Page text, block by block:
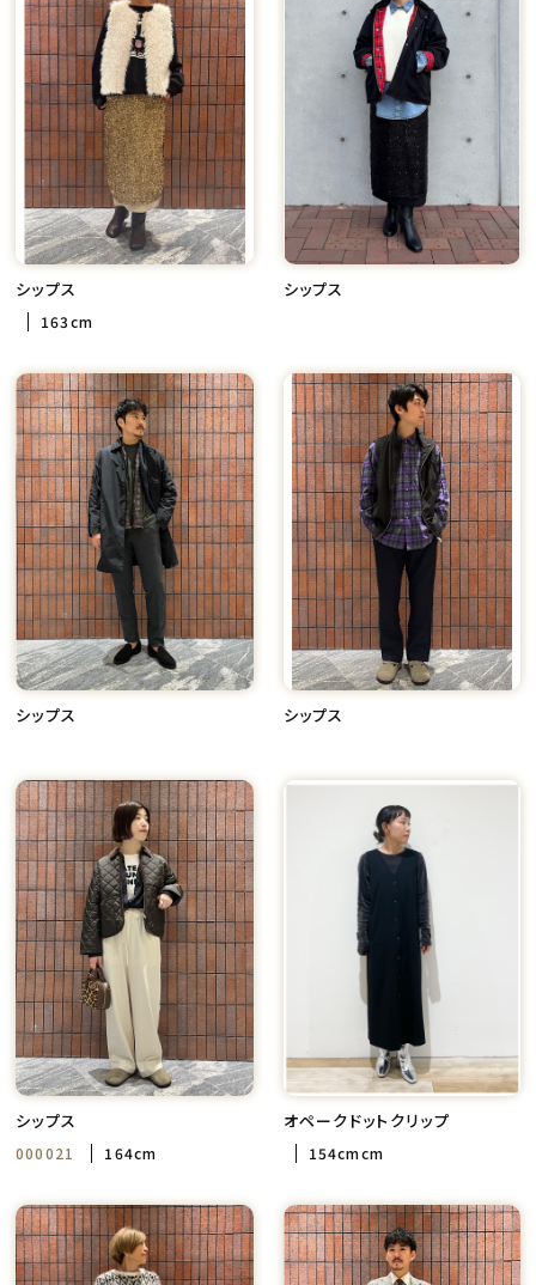
シップス
163cm
シップス
シップス シップス
シップス
000021 164cm
オペークドットクリップ
154cmcm